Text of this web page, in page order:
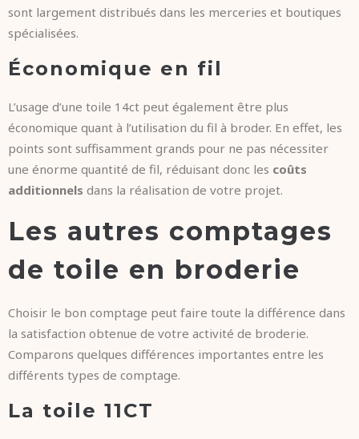
sont largement distribués dans les merceries et boutiques
spécialisées.
Économique en fil
L’usage d’une toile 14ct peut également être plus
économique quant à l’utilisation du fil à broder. En effet, les
points sont suffisamment grands pour ne pas nécessiter
une énorme quantité de fil, réduisant donc les coûts
additionnels dans la réalisation de votre projet.
Les autres comptages
de toile en broderie
Choisir le bon comptage peut faire toute la différence dans
la satisfaction obtenue de votre activité de broderie.
Comparons quelques différences importantes entre les
différents types de comptage.
La toile 11CT